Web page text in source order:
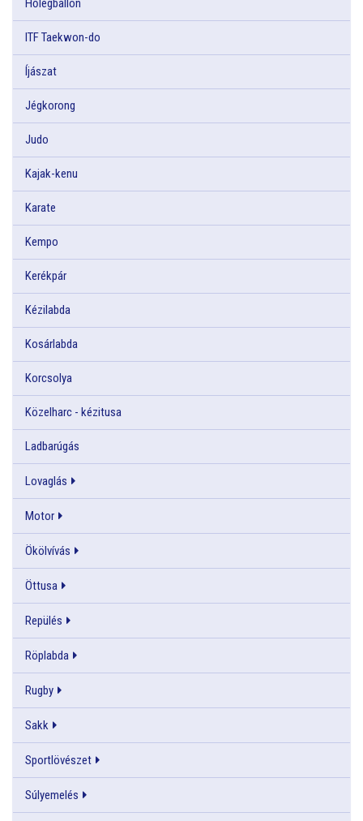
Hőlégballon
ITF Taekwon-do
Íjászat
Jégkorong
Judo
Kajak-kenu
Karate
Kempo
Kerékpár
Kézilabda
Kosárlabda
Korcsolya
Közelharc - kézitusa
Ladbarúgás
Lovaglás
Motor
Ökölvívás
Öttusa
Repülés
Röplabda
Rugby
Sakk
Sportlövészet
Súlyemelés